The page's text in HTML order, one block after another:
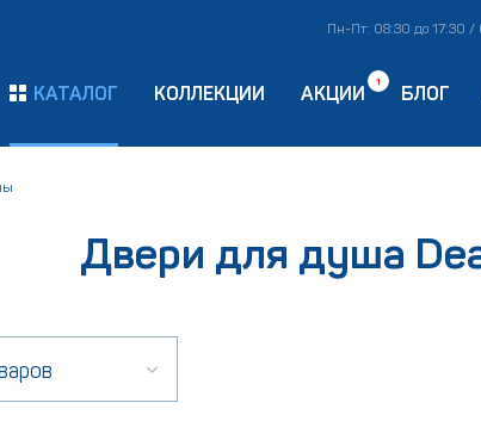
Пн-Пт: 08:30 до 17:30 /
КАТАЛОГ КОЛЛЕКЦИИ АКЦИИ
1
БЛОГ
Двери для душа